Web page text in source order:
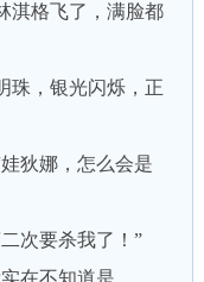
淇格飞了，满脸都
，银光闪烁，正
狄娜，怎么会是
次要杀我了！”
在不知道是